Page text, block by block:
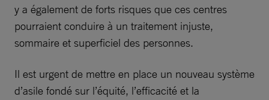
y a également de forts risques que ces centres
pourraient conduire à un traitement injuste,
sommaire et superficiel des personnes.
Il est urgent de mettre en place un nouveau système
d’asile fondé sur l’équité, l’efficacité et la